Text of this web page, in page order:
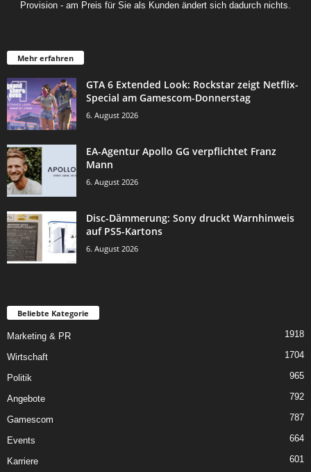
Provision - am Preis für Sie als Kunden ändert sich dadurch nichts.
Mehr erfahren
GTA 6 Extended Look: Rockstar zeigt Netflix-
Special am Gamescom-Donnerstag
6. August 2026
EA-Agentur Apollo GG verpflichtet Franz
Mann
6. August 2026
Disc-Dämmerung: Sony druckt Warnhinweis
auf PS5-Kartons
6. August 2026
Beliebte Kategorie
Marketing & PR 1918
Wirtschaft 1704
Politik 965
Angebote 792
Gamescom 787
Events 664
Karriere 601